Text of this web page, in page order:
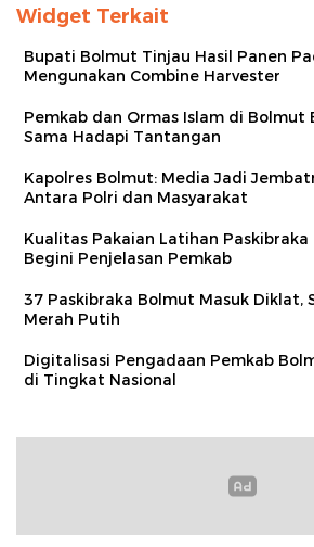
Widget Terkait
Bupati Bolmut Tinjau Hasil Panen
Mengunakan Combine Harvester
Pemkab dan Ormas Islam di Bolmut
Sama Hadapi Tantangan
Kapolres Bolmut: Media Jadi
Antara Polri dan Masyarakat
Kualitas Pakaian Latihan
Begini Penjelasan Pemkab
37 Paskibraka Bolmut Masuk Diklat,
Merah Putih
Digitalisasi Pengadaan Pemkab
di Tingkat Nasional